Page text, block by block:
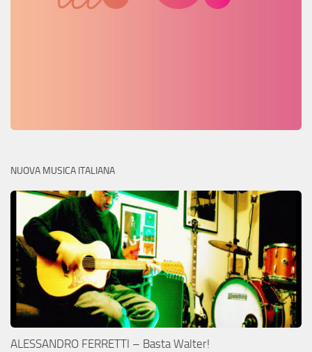
NUOVA MUSICA ITALIANA
ALESSANDRO FERRETTI – Basta Walter!